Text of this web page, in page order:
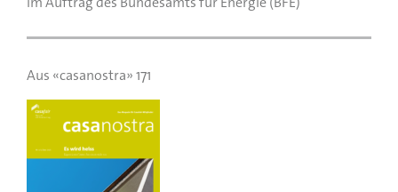
Aus «casanostra» 171